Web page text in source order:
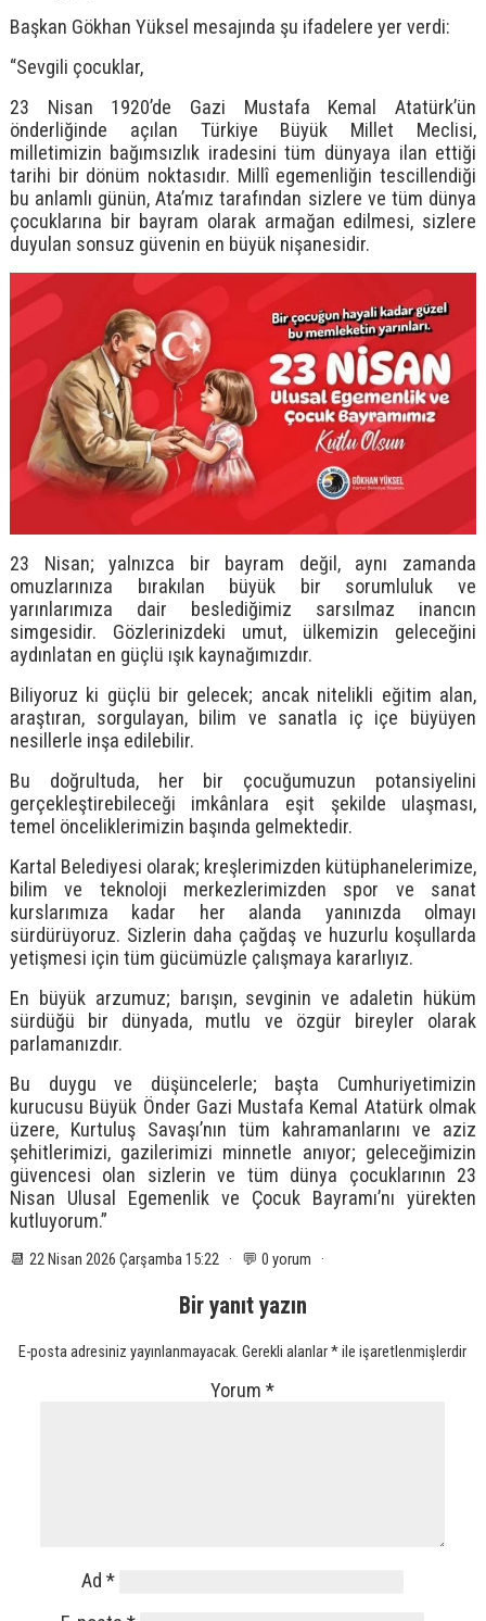
Başkan Gökhan Yüksel mesajında şu ifadelere yer verdi:
“Sevgili çocuklar,
23 Nisan 1920’de Gazi Mustafa Kemal Atatürk’ün
önderliğinde açılan Türkiye Büyük Millet Meclisi,
milletimizin bağımsızlık iradesini tüm dünyaya ilan ettiği
tarihi bir dönüm noktasıdır. Millî egemenliğin tescillendiği
bu anlamlı günün, Ata’mız tarafından sizlere ve tüm dünya
çocuklarına bir bayram olarak armağan edilmesi, sizlere
duyulan sonsuz güvenin en büyük nişanesidir.
23 Nisan; yalnızca bir bayram değil, aynı zamanda
omuzlarınıza bırakılan büyük bir sorumluluk ve
yarınlarımıza dair beslediğimiz sarsılmaz inancın
simgesidir. Gözlerinizdeki umut, ülkemizin geleceğini
aydınlatan en güçlü ışık kaynağımızdır.
Biliyoruz ki güçlü bir gelecek; ancak nitelikli eğitim alan,
araştıran, sorgulayan, bilim ve sanatla iç içe büyüyen
nesillerle inşa edilebilir.
Bu doğrultuda, her bir çocuğumuzun potansiyelini
gerçekleştirebileceği imkânlara eşit şekilde ulaşması,
temel önceliklerimizin başında gelmektedir.
Kartal Belediyesi olarak; kreşlerimizden kütüphanelerimize,
bilim ve teknoloji merkezlerimizden spor ve sanat
kurslarımıza kadar her alanda yanınızda olmayı
sürdürüyoruz. Sizlerin daha çağdaş ve huzurlu koşullarda
yetişmesi için tüm gücümüzle çalışmaya kararlıyız.
En büyük arzumuz; barışın, sevginin ve adaletin hüküm
sürdüğü bir dünyada, mutlu ve özgür bireyler olarak
parlamanızdır.
Bu duygu ve düşüncelerle; başta Cumhuriyetimizin
kurucusu Büyük Önder Gazi Mustafa Kemal Atatürk olmak
üzere, Kurtuluş Savaşı’nın tüm kahramanlarını ve aziz
şehitlerimizi, gazilerimizi minnetle anıyor; geleceğimizin
güvencesi olan sizlerin ve tüm dünya çocuklarının 23
Nisan Ulusal Egemenlik ve Çocuk Bayramı’nı yürekten
kutluyorum.”
📆 22 Nisan 2026 Çarşamba 15:22 · 💬 0 yorum ·
Bir yanıt yazın
E-posta adresiniz yayınlanmayacak. Gerekli alanlar*ile işaretlenmişlerdir
Yorum*
Ad*